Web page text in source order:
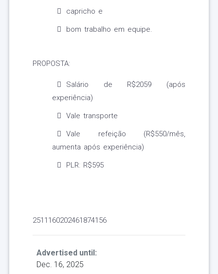
capricho e
bom trabalho em equipe.
PROPOSTA:
Salário de R$2059 (após
experiência)
Vale transporte
Vale refeição (R$550/mês,
aumenta após experiência)
PLR: R$595
2511160202461874156
Advertised until:
Dec. 16, 2025